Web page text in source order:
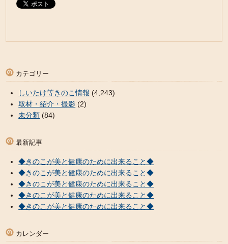
カテゴリー
しいたけ等きのこ情報 (4,243)
取材・紹介・撮影 (2)
未分類 (84)
最新記事
◆きのこが美と健康のために出来ること◆
◆きのこが美と健康のために出来ること◆
◆きのこが美と健康のために出来ること◆
◆きのこが美と健康のために出来ること◆
◆きのこが美と健康のために出来ること◆
カレンダー